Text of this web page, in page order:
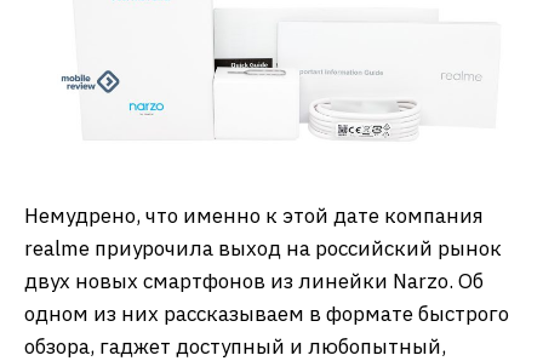
Немудрено, что именно к этой дате компания
realme приурочила выход на российский рынок
двух новых смартфонов из линейки Narzo. Об
одном из них рассказываем в формате быстрого
обзора, гаджет доступный и любопытный,